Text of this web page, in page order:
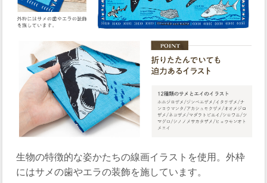
生物の特徴的な姿かたちの線画イラストを使用。外枠
にはサメの歯やエラの装飾を施しています。